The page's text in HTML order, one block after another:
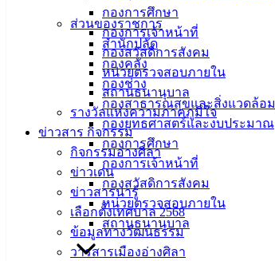
กองการศึกษา
กองการเจ้าหน้าที่
กองสวัสดิการสังคม
หน่วยตรวจสอบภายใน
สถานธนานุบาล
รางวัลแห่งความภาคภูมิใจ
ข่าวสาร กิจกรรม
กิจกรรมอ่างศิลา
ข่าวเด่น
ข่าวสารน่ารู้
เลือกตั้งเทศบาล 2568
ข้อมูลทางวัฒนธรรม
วารสารเมืองอ่างศิลา
ส่วนของราชการ
สำนักปลัด
กองคลัง
กองช่าง
กองสาธารณสุขและสิ่งแวดล้อม
กองยุทธศาสตร์และงบประมาณ
กองการศึกษา
กองการเจ้าหน้าที่
กองสวัสดิการสังคม
หน่วยตรวจสอบภายใน
สถานธนานุบาล
ถนนคอนกรีตฯ แยกซอยแม่เลี่ยม งวด 3 ดาวน์โหลด
เทศบาลเมืองอ่างศิลา